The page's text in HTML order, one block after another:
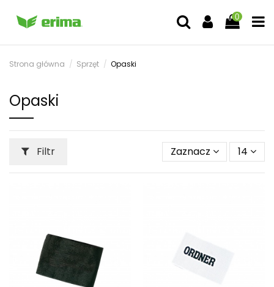
0
Strona główna Sprzęt Opaski
Opaski
Filtr Zaznacz 14